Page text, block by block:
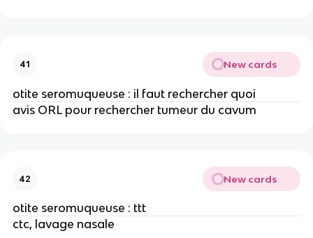
41 New cards
otite seromuqueuse : il faut rechercher quoi
avis ORL pour rechercher tumeur du cavum
42 New cards
otite seromuqueuse : ttt
ctc, lavage nasale